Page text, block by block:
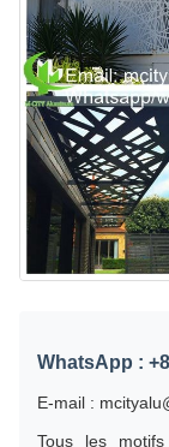
WhatsApp :
E-mail :
Tous les